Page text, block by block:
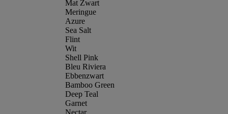
Mat Zwart
Meringue
Azure
Sea Salt
Flint
Wit
Shell Pink
Bleu Riviera
Ebbenzwart
Bamboo Green
Deep Teal
Garnet
Nectar